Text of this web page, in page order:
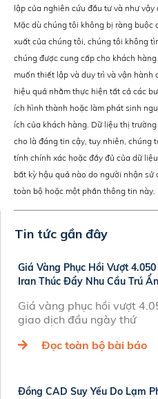
lập của nghiên cứu đầu tư và như
Mặc dù chúng tôi không bị ràng buộc
xuất của chúng tôi, chúng tôi không
chúng được cung cấp cho khách
muốn thiết lập và duy trì và vận hành
hiệu quả nhằm thực hiện tất cả các
ích hình thành hoặc làm phát sinh
ích của khách hàng. Dữ liệu thị
cho là đáng tin cậy, tuy nhiên, chúng
tính chính xác hoặc đầy đủ của dữ
bất kỳ hậu quả nào do người nhận
toàn bộ hoặc một phần thông tin này.
Tin tức gần đây
Giá Vàng Phục Hồi Vượt
Iran Thúc Đẩy Nhu Cầu Trú Ẩn
Giá vàng phục hồi vượt
giao dịch đầu ngày thứ
Đọc toàn bộ bài báo
Đồng CAD Suy Yếu Do Lạm